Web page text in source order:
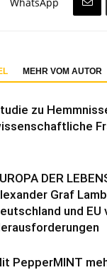
MEHR VOM AUTOR
zu
DER
Graf
und EU
PepperMINT